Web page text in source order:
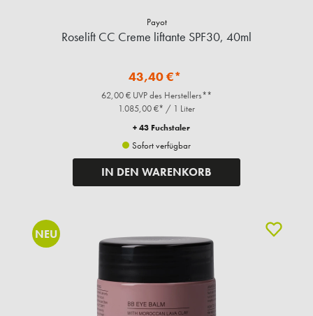
Payot
Roselift CC Creme liftante SPF30, 40ml
43,40 €*
62,00 € UVP des Herstellers**
1.085,00 €* / 1 Liter
+ 43 Fuchstaler
Sofort verfügbar
IN DEN WARENKORB
NEU